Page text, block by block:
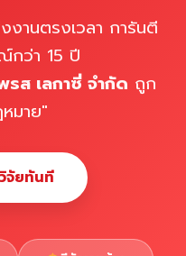
งานตรงเวลา การันตี
กว่า 15 ปี
ส เลกาซี่ จำกัด ถูก
มาย"
จัยทันที